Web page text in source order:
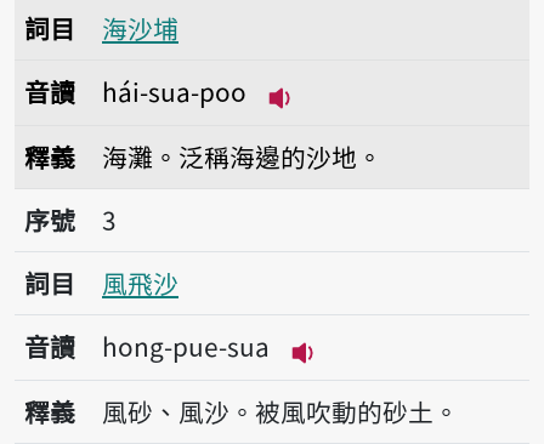
詞目
海沙埔
音讀
hái-sua-poo
釋義
海灘。泛稱海邊的沙地。
序號3風飛沙
序號
3
詞目
風飛沙
音讀
hong-pue-sua
播放音讀hong-pue-
釋義
風砂、風沙。被風吹動的砂土。